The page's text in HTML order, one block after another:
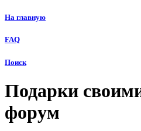
На главную
FAQ
Поиск
Подарки
форум